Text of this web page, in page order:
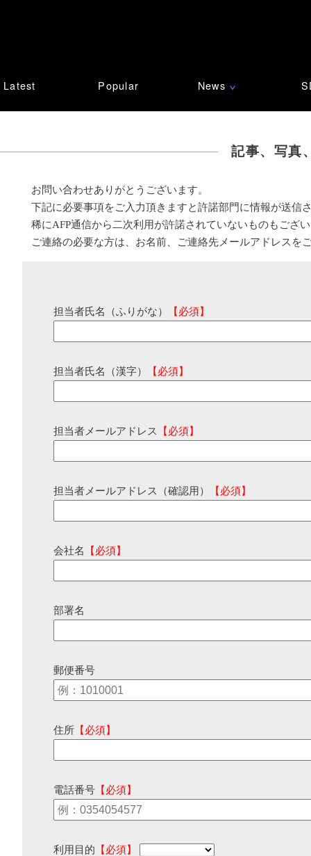
Latest Popular News ∨
記事、写真
お問い合わせありがとうございます。
下記に必要事項をご入力頂きますと許諾部門に情報が送信
稀にAFP通信から二次利用が許諾されていないものもござ
ご連絡の必要な方は、お名前、ご連絡先メールアドレスを
担当者氏名（ふりがな） 【必須】
担当者氏名（漢字） 【必須】
担当者メールアドレス 【必須】
担当者メールアドレス（確認用） 【必須】
会社名 【必須】
部署名
郵便番号
住所 【必須】
電話番号 【必須】
利用目的 【必須】